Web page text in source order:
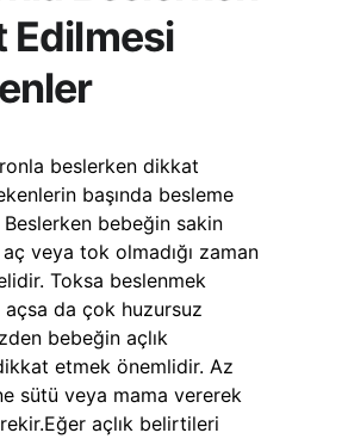
Edilmesi
beslerken dikkat
başında besleme
Beslerken bebeğin sakin
veya tok olmadığı zaman
Toksa beslenmek
da çok huzursuz
bebeğin açlık
etmek önemlidir. Az
sütü veya mama vererek
açlık belirtileri